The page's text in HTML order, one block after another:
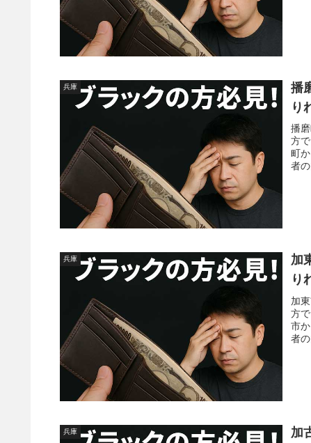
兵庫
播
り
播
方
町
者
兵庫
加
り
加
方
市
者
兵庫
加